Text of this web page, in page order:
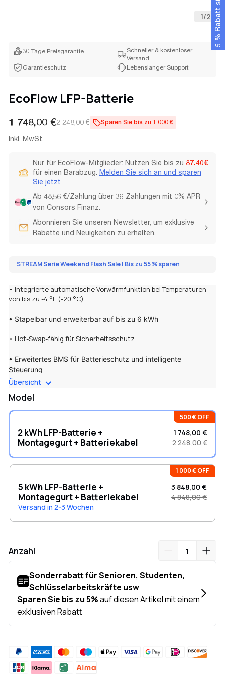
1/2
30 Tage Preisgarantie
Schneller & kostenloser
Versand
Garantieschutz
Lebenslanger Support
EcoFlow LFP-Batterie
Verkaufspreis
1 748,00 €
Regulärer
Preis
2 248,00 € Sparen Sie bis zu 1 000 €
Inkl. MwSt.
Nur für EcoFlow-Mitglieder: Nutzen Sie bis zu 87.40€
für einen Barabzug. Melden Sie sich an und sparen
Sie jetzt
Ab 48,56 €/Zahlung über 36 Zahlungen mit 0% APR
von Consors Finanz.
Abonnieren Sie unseren Newsletter, um exklusive
Rabatte und Neuigkeiten zu erhalten.
STREAM Serie Weekend Flash Sale | Bis zu 55 % sparen
• Integrierte automatische Vorwärmfunktion bei Temperaturen
von bis zu -4 °F (-20 °C)
• Stapelbar und erweiterbar auf bis zu 6 kWh
• Hot-Swap-fähig für Sicherheitsschutz
• Erweitertes BMS für Batterieschutz und intelligente
Steuerung
Ladezyklen
Übersicht
Model
500 € OFF
2 kWh LFP-Batterie +
Montagegurt + Batteriekabel
1 748,00 €
2 248,00 €
1 000 € OFF
5 kWh LFP-Batterie +
Montagegurt + Batteriekabel
Versand in 2-3 Wochen
3 848,00 €
4 848,00 €
Anzahl